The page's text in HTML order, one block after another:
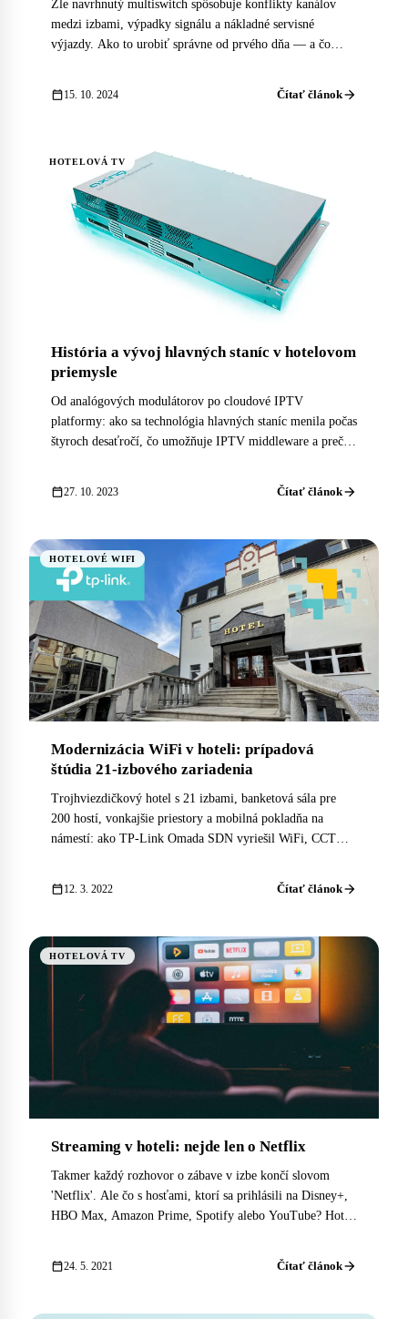
Zle navrhnutý multiswitch spôsobuje konflikty kanálov
medzi izbami, výpadky signálu a nákladné servisné
výjazdy. Ako to urobiť správne od prvého dňa — a čo
calendar_today15. 10. 2024 Čítať článokarrow_forward
HOTELOVÁ TV
História a vývoj hlavných staníc v hotelovom
priemysle
Od analógových modulátorov po cloudové IPTV
platformy: ako sa technológia hlavných staníc menila počas
štyroch desaťročí, čo umožňuje IPTV middleware a prečo
calendar_today27. 10. 2023 Čítať článokarrow_forward
HOTELOVÉ WIFI
Modernizácia WiFi v hoteli: prípadová
štúdia 21-izbového zariadenia
Trojhviezdičkový hotel s 21 izbami, banketová sála pre
200 hostí, vonkajšie priestory a mobilná pokladňa na
námestí: ako TP-Link Omada SDN vyriešil WiFi, CCTV a
calendar_today12. 3. 2022 Čítať článokarrow_forward
HOTELOVÁ TV
Streaming v hoteli: nejde len o Netflix
Takmer každý rozhovor o zábave v izbe končí slovom
'Netflix'. Ale čo s hosťami, ktorí sa prihlásili na Disney+,
HBO Max, Amazon Prime, Spotify alebo YouTube? Hotel,
calendar_today24. 5. 2021 Čítať článokarrow_forward